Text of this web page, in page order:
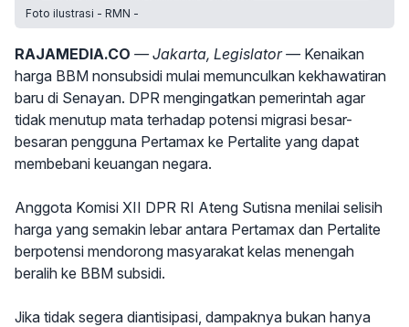
Foto ilustrasi - RMN -
RAJAMEDIA.CO — Jakarta, Legislator —Kenaikan
harga BBM nonsubsidi mulai memunculkan kekhawatiran
baru di Senayan. DPR mengingatkan pemerintah agar
tidak menutup mata terhadap potensi migrasi besar-
besaran pengguna Pertamax ke Pertalite yang dapat
membebani keuangan negara.
Anggota Komisi XII DPR RI Ateng Sutisna menilai selisih
harga yang semakin lebar antara Pertamax dan Pertalite
berpotensi mendorong masyarakat kelas menengah
beralih ke BBM subsidi.
Jika tidak segera diantisipasi, dampaknya bukan hanya